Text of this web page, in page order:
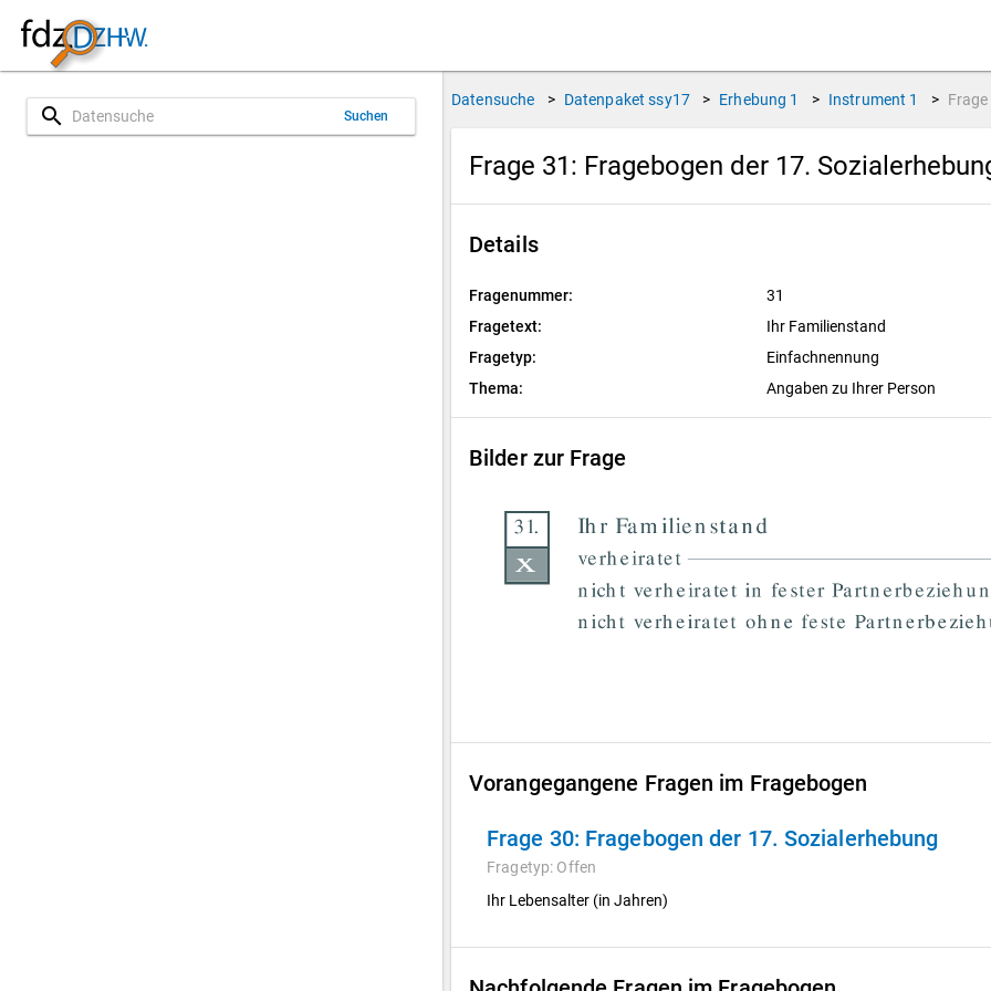
search Suchen
Datensuche > Datenpaket ssy17 > Erhebung 1 > Instrument 1 > Frage
Frage 31: Fragebogen der 17.
Details
Fragenummer:
31
Fragetext:
Ihr Familienstand
Fragetyp:
Einfachnennung
Thema:
Angaben zu Ihrer Person
Bilder zur Frage
Vorangegangene Fragen im Fragebogen
Frage 30: Fragebogen der 17. Sozialerhebung
Fragetyp: Offen
Ihr Lebensalter (in Jahren)